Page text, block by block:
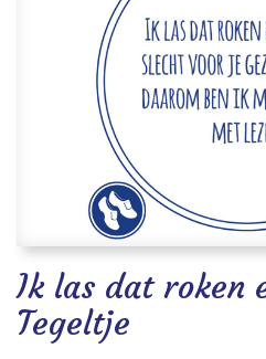
Ik las dat roken
Tegeltje